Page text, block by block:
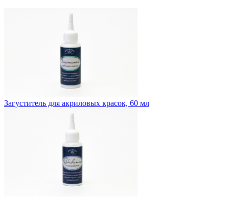
Загуститель для акриловых красок, 60 мл